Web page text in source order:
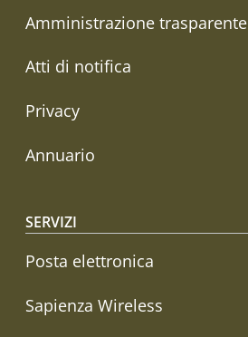
Amministrazione trasparente
Atti di notifica
Privacy
Annuario
SERVIZI
Posta elettronica
Sapienza Wireless